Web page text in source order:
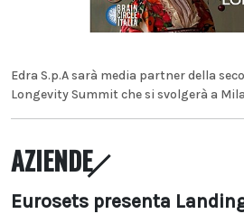
Edra S.p.A sarà media partner della
Longevity Summit che si svolgerà a
AZIENDE
Eurosets presenta